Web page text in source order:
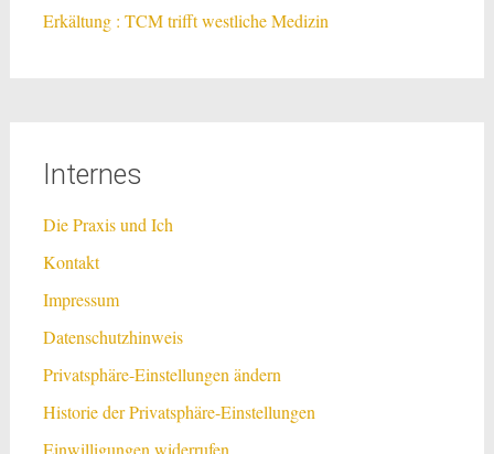
Erkältung : TCM trifft westliche Medizin
Internes
Die Praxis und Ich
Kontakt
Impressum
Datenschutzhinweis
Privatsphäre-Einstellungen ändern
Historie der Privatsphäre-Einstellungen
Einwilligungen widerrufen